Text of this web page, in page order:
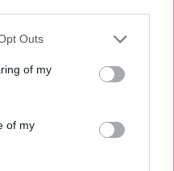
Outs
of my
of my